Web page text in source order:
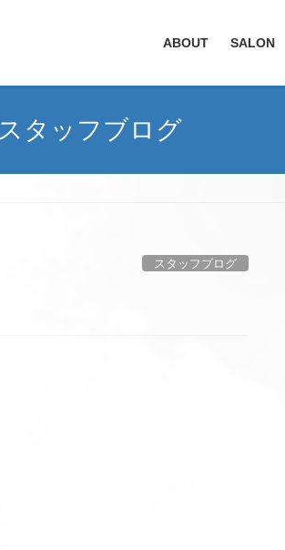
ABOUT SALON
スタッフブログ
スタッフブログ